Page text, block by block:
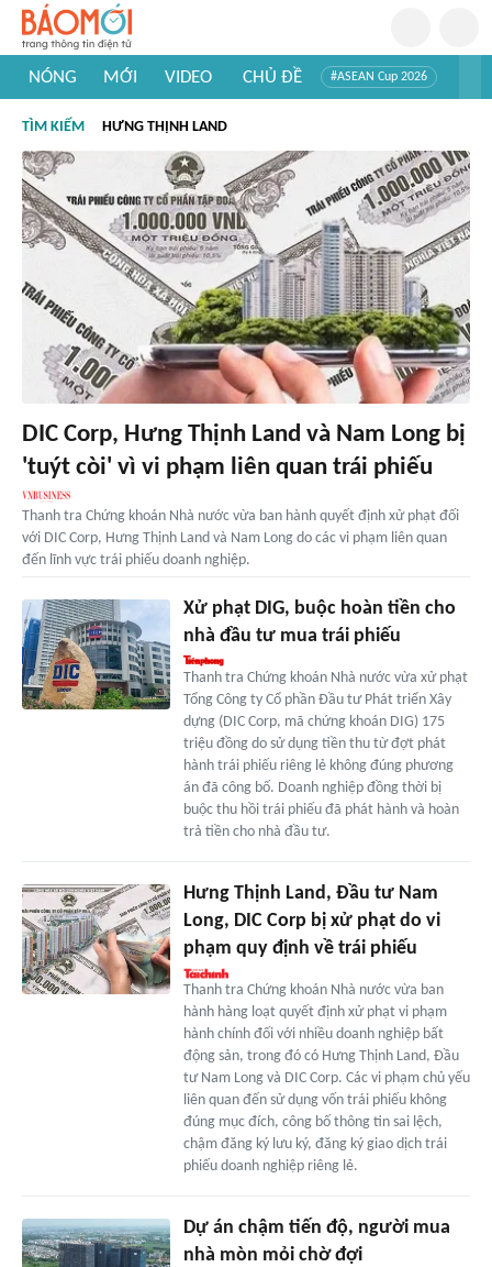
NÓNG MỚI VIDEO CHỦ ĐỀ #ASEAN Cup 2026
#Khám phá thế giới
TÌM KIẾM HƯNG THỊNH LAND
DIC Corp, Hưng Thịnh Land và Nam Long bị
'tuýt còi' vì vi phạm liên quan trái phiếu
Thanh tra Chứng khoán Nhà nước vừa ban hành quyết định xử phạt đối
với DIC Corp, Hưng Thịnh Land và Nam Long do các vi phạm liên quan
đến lĩnh vực trái phiếu doanh nghiệp.
Xử phạt DIG, buộc hoàn tiền cho
nhà đầu tư mua trái phiếu
Thanh tra Chứng khoán Nhà nước vừa xử phạt
Tổng Công ty Cổ phần Đầu tư Phát triển Xây
dựng (DIC Corp, mã chứng khoán DIG) 175
triệu đồng do sử dụng tiền thu từ đợt phát
hành trái phiếu riêng lẻ không đúng phương
án đã công bố. Doanh nghiệp đồng thời bị
buộc thu hồi trái phiếu đã phát hành và hoàn
trả tiền cho nhà đầu tư.
Hưng Thịnh Land, Đầu tư Nam
Long, DIC Corp bị xử phạt do vi
phạm quy định về trái phiếu
Thanh tra Chứng khoán Nhà nước vừa ban
hành hàng loạt quyết định xử phạt vi phạm
hành chính đối với nhiều doanh nghiệp bất
động sản, trong đó có Hưng Thịnh Land, Đầu
tư Nam Long và DIC Corp. Các vi phạm chủ yếu
liên quan đến sử dụng vốn trái phiếu không
đúng mục đích, công bố thông tin sai lệch,
chậm đăng ký lưu ký, đăng ký giao dịch trái
phiếu doanh nghiệp riêng lẻ.
Dự án chậm tiến độ, người mua
nhà mòn mỏi chờ đợi